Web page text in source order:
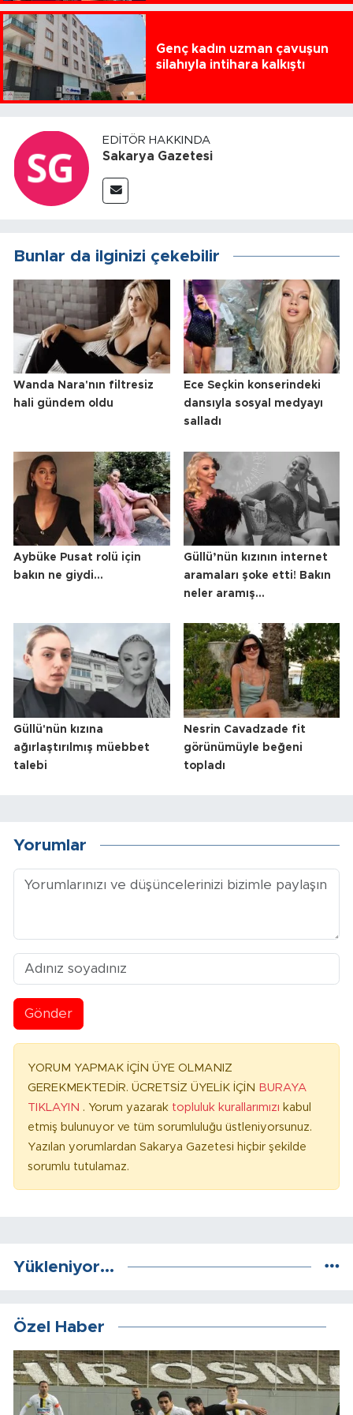
Genç kadın uzman çavuşun
silahıyla intihara kalkıştı
EDITÖR HAKKINDA
Sakarya Gazetesi
Bunlar da ilginizi çekebilir
Wanda Nara'nın filtresiz
hali gündem oldu
Ece Seçkin konserindeki
dansıyla sosyal medyayı
salladı
Aybüke Pusat rolü için
bakın ne giydi...
Güllü’nün kızının internet
aramaları şoke etti! Bakın
neler aramış...
Güllü'nün kızına
ağırlaştırılmış müebbet
talebi
Nesrin Cavadzade fit
görünümüyle beğeni
topladı
Yorumlar
Gönder
YORUM YAPMAK İÇİN ÜYE OLMANIZ
GEREKMEKTEDİR. ÜCRETSİZ ÜYELİK İÇİN BURAYA
TIKLAYIN . Yorum yazarak topluluk kurallarımızı kabul
etmiş bulunuyor ve tüm sorumluluğu üstleniyorsunuz.
Yazılan yorumlardan Sakarya Gazetesi hiçbir şekilde
sorumlu tutulamaz.
Yükleniyor...
Özel Haber